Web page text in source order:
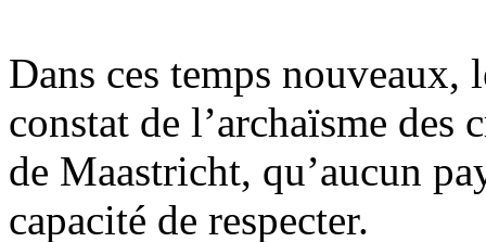
Dans ces temps nouveaux,
constat de l’archaïsme des
de Maastricht, qu’aucun
capacité de respecter.